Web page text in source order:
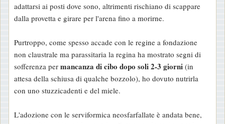
adattarsi ai posti dove sono, altrimenti rischiano di scappare
dalla provetta e girare per l'arena fino a morirne.
Purtroppo, come spesso accade con le regine a fondazione
non claustrale ma parassitaria la regina ha mostrato segni di
sofferenza per mancanza di cibo dopo soli 2-3 giorni (in
attesa della schiusa di qualche bozzolo), ho dovuto nutrirla
con uno stuzzicadenti e del miele.
L'adozione con le serviformica neosfarfallate è andata bene,